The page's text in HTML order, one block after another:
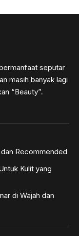
seputar
masih banyak lagi
“Beauty”.
Recommended
Kulit yang
di Wajah dan